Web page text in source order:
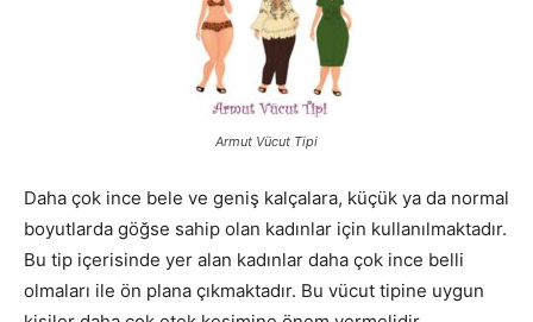
Armut Vücut Tipi
Daha çok ince bele ve geniş kalçalara, küçük ya da normal
boyutlarda göğse sahip olan kadınlar için kullanılmaktadır.
Bu tip içerisinde yer alan kadınlar daha çok ince belli
olmaları ile ön plana çıkmaktadır. Bu vücut tipine uygun